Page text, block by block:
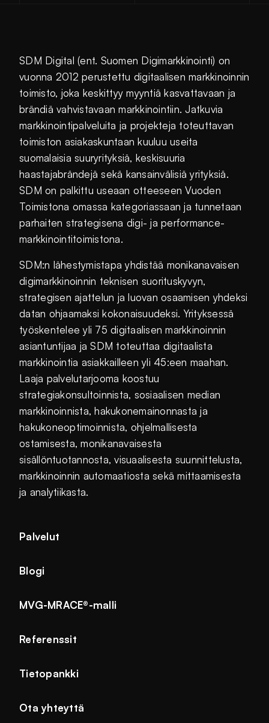
SDM Digital (ent. Suomen Digimarkkinointi) on
vuonna 2012 perustettu digitaalisen markkinoinnin
toimisto, joka keskittyy myyntiä kasvattavaan ja
brändiä vahvistavaan markkinointiin. Jatkuvia
markkinointipalveluita ja projekteja toteuttavan
toimiston asiakaskuntaan kuuluu useita
suomalaisia suuryrityksiä, keskisuuria
haastajabrändejä sekä kansainvälisiä yrityksiä.
SDM on palkittu useaan otteeseen Vuoden
Toimistona omassa kategoriassaan ja tunnetaan
parhaiten strategisena digi- ja performance-
markkinointitoimistona.
SDM:n lähestymistapa yhdistää monikanavaisen
digimarkkinoinnin teknisen suorituskyvyn,
strategisen ajattelun ja luovan osaamisen yhdeksi
datan ohjaamaksi kokonaisuudeksi. Yrityksessä
työskentelee yli 75 digitaalisen markkinoinnin
asiantuntijaa ja SDM toteuttaa digitaalista
markkinointia asiakkailleen yli 45:een maahan.
Laaja palvelutarjooma koostuu
strategiakonsultoinnista, sosiaalisen median
markkinoinnista, hakukonemainonnasta ja
hakukoneoptimoinnista, ohjelmallisesta
ostamisesta, monikanavaisesta
sisällöntuotannosta, visuaalisesta suunnittelusta,
markkinoinnin automaatiosta sekä mittaamisesta
ja analytiikasta.
Palvelut
Blogi
MVG-MRACE®-malli
Referenssit
Tietopankki
Ota yhteyttä